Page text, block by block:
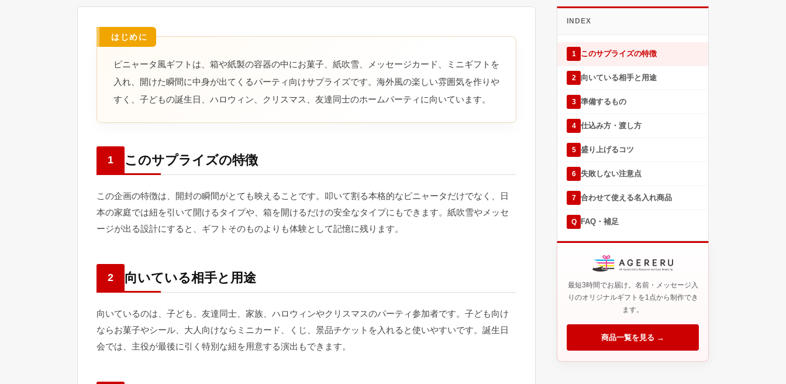
ピニャータ風ギフトは、箱や紙製の容器の中にお菓子、紙吹雪、メッセージカード、ミニギフトを
入れ、開けた瞬間に中身が出てくるパーティ向けサプライズです。海外風の楽しい雰囲気を作りや
すく、子どもの誕生日、ハロウィン、クリスマス、友達同士のホームパーティに向いています。
1 このサプライズの特徴
この企画の特徴は、開封の瞬間がとても映えることです。叩いて割る本格的なピニャータだけでなく、日
本の家庭では紐を引いて開けるタイプや、箱を開けるだけの安全なタイプにもできます。紙吹雪やメッセ
ージが出る設計にすると、ギフトそのものよりも体験として記憶に残ります。
2 向いている相手と用途
向いているのは、子ども、友達同士、家族、ハロウィンやクリスマスのパーティ参加者です。子ども向け
ならお菓子やシール、大人向けならミニカード、くじ、景品チケットを入れると使いやすいです。誕生日
会では、主役が最後に引く特別な紐を用意する演出もできます。
INDEX
1 このサプライズの特徴
2 向いている相手と用途
3 準備するもの
4 仕込み方・渡し方
5 盛り上げるコツ
6 失敗しない注意点
7 合わせて使える名入れ商品
Q FAQ・補足
最短3時間でお届け。名前・メッセージ入
りのオリジナルギフトを1点から制作でき
ます。
商品一覧を見る →